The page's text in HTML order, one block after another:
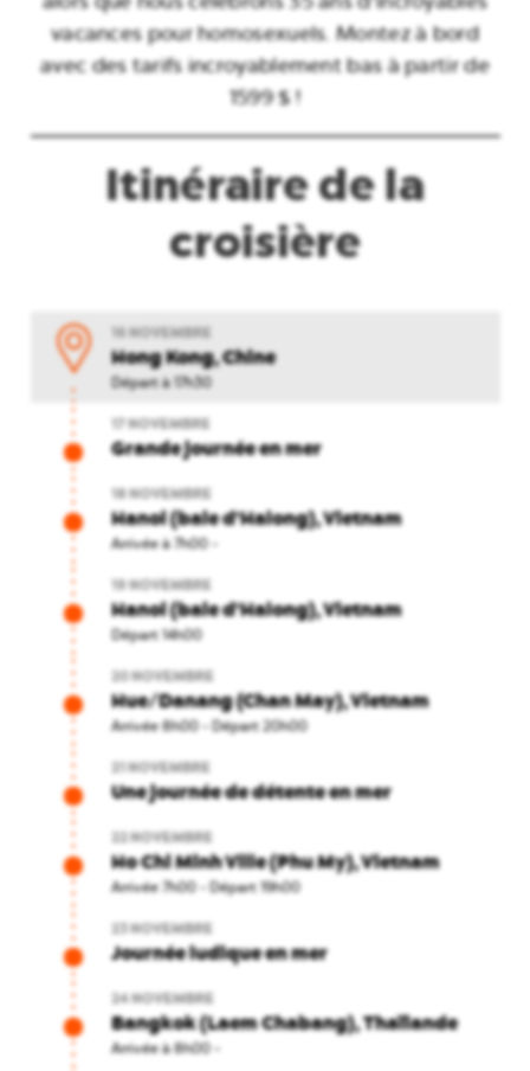
vacances pour homosexuels. Montez à bord
avec des tarifs incroyablement bas à partir de
1599 $ !
Itinéraire de la
croisière
16 NOVEMBRE
Hong Kong, Chine
Départ à 17h30
17 NOVEMBRE
Grande journée en mer
18 NOVEMBRE
Hanoi (baie d'Halong), Vietnam
Arrivée à 7h00 -
19 NOVEMBRE
Hanoi (baie d'Halong), Vietnam
Départ 14h00
20 NOVEMBRE
Hue/Danang (Chan May), Vietnam
Arrivée 8h00 -Départ 20h00
21 NOVEMBRE
Une journée de détente en mer
22 NOVEMBRE
Ho Chi Minh Ville (Phu My), Vietnam
Arrivée 7h00 -Départ 19h00
23 NOVEMBRE
Journée ludique en mer
24 NOVEMBRE
Bangkok (Laem Chabang), Thaïlande
Arrivée à 8h00 -